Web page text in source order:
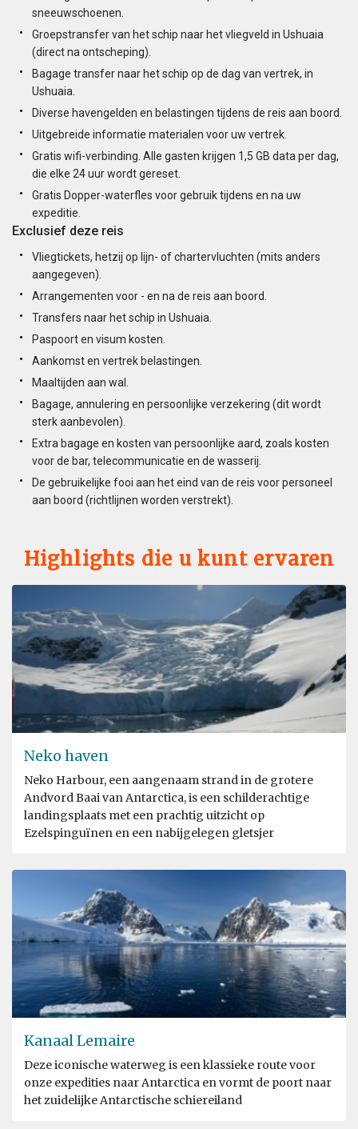
sneeuwschoenen.
Groepstransfer van het schip naar het vliegveld in Ushuaia
(direct na ontscheping).
Bagage transfer naar het schip op de dag van vertrek, in
Ushuaia.
Diverse havengelden en belastingen tijdens de reis aan boord.
Uitgebreide informatie materialen voor uw vertrek.
Gratis wifi-verbinding. Alle gasten krijgen 1,5 GB data per dag,
die elke 24 uur wordt gereset.
Gratis Dopper-waterfles voor gebruik tijdens en na uw
expeditie.
Exclusief deze reis
Vliegtickets, hetzij op lijn- of chartervluchten (mits anders
aangegeven).
Arrangementen voor - en na de reis aan boord.
Transfers naar het schip in Ushuaia.
Paspoort en visum kosten.
Aankomst en vertrek belastingen.
Maaltijden aan wal.
Bagage, annulering en persoonlijke verzekering (dit wordt
sterk aanbevolen).
Extra bagage en kosten van persoonlijke aard, zoals kosten
voor de bar, telecommunicatie en de wasserij.
De gebruikelijke fooi aan het eind van de reis voor personeel
aan boord (richtlijnen worden verstrekt).
Highlights die u kunt ervaren
Neko haven
Neko Harbour, een aangenaam strand in de grotere
Andvord Baai van Antarctica, is een schilderachtige
landingsplaats met een prachtig uitzicht op
Ezelspinguïnen en een nabijgelegen gletsjer
Kanaal Lemaire
Deze iconische waterweg is een klassieke route voor
onze expedities naar Antarctica en vormt de poort naar
het zuidelijke Antarctische schiereiland